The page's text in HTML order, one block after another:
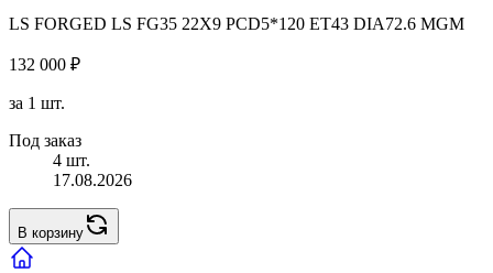
LS FORGED LS FG35 22X9 PCD5*120 ET43 DIA72.6 MGM
132 000 ₽
за 1 шт.
Под заказ
4 шт.
17.08.2026
В корзину